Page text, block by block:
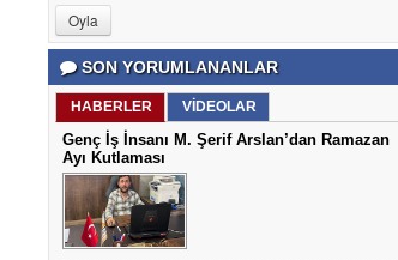
SON YORUMLANANLAR
HABERLER VİDEOLAR
Genç İş İnsanı M. Şerif Arslan’dan Ramazan
Ayı Kutlaması